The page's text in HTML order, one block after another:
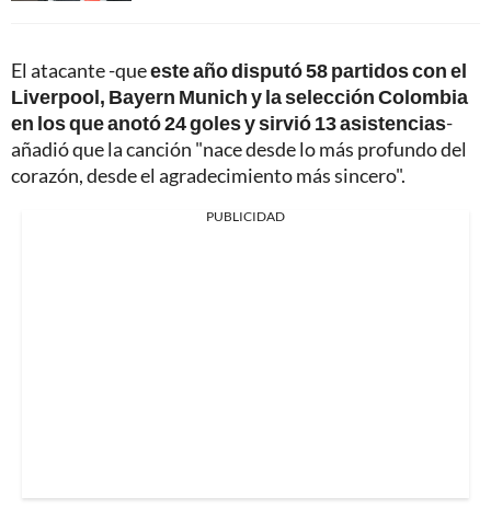
El atacante -queeste año disputó 58 partidos con el
Liverpool, Bayern Munich y la selección Colombia
en los que anotó 24 goles y sirvió 13 asistencias-
añadió que la canción "nace desde lo más profundo del
corazón, desde el agradecimiento más sincero".
PUBLICIDAD